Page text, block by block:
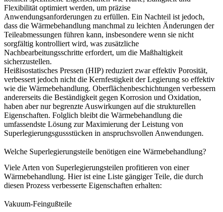
Flexibilität optimiert werden, um präzise
Anwendungsanforderungen zu erfüllen. Ein Nachteil ist jedoch,
dass die Wärmebehandlung manchmal zu leichten Änderungen der
Teileabmessungen führen kann, insbesondere wenn sie nicht
sorgfältig kontrolliert wird, was zusätzliche
Nachbearbeitungsschritte erfordert, um die Maßhaltigkeit
sicherzustellen.
Heißisostatisches Pressen (HIP) reduziert zwar effektiv Porosität,
verbessert jedoch nicht die Kernfestigkeit der Legierung so effektiv
wie die Wärmebehandlung. Oberflächenbeschichtungen verbessern
andererseits die Beständigkeit gegen Korrosion und Oxidation,
haben aber nur begrenzte Auswirkungen auf die strukturellen
Eigenschaften. Folglich bleibt die Wärmebehandlung die
umfassendste Lösung zur Maximierung der Leistung von
Superlegierungsgussstücken in anspruchsvollen Anwendungen.
Welche Superlegierungsteile benötigen eine Wärmebehandlung?
Viele Arten von Superlegierungsteilen profitieren von einer
Wärmebehandlung. Hier ist eine Liste gängiger Teile, die durch
diesen Prozess verbesserte Eigenschaften erhalten:
Vakuum-Feingußteile